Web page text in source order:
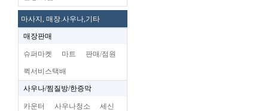
마사지, 매장.사우나,기타
매장판매
슈퍼마켓 마트 판매/점원
퀵서비스택배
사우나/찜질방/한증막
카운터 사우나청소 세신